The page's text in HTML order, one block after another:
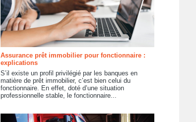
Assurance prêt immobilier pour fonctionnaire :
explications
S’il existe un profil privilégié par les banques en
matière de prêt immobilier, c’est bien celui du
fonctionnaire. En effet, doté d’une situation
professionnelle stable, le fonctionnaire...